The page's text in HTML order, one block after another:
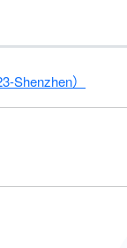
Shenzhen）